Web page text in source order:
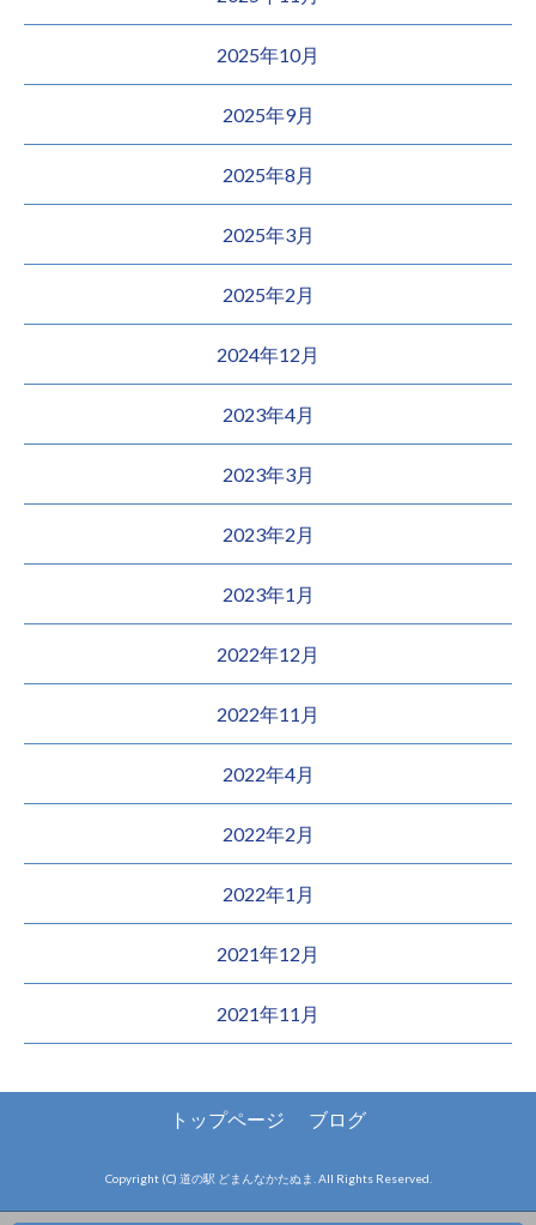
2025年10月
2025年9月
2025年8月
2025年3月
2025年2月
2024年12月
2023年4月
2023年3月
2023年2月
2023年1月
2022年12月
2022年11月
2022年4月
2022年2月
2022年1月
2021年12月
2021年11月
トップページ ブログ
Copyright (C) 道の駅 どまんなかたぬま. All Rights Reserved.